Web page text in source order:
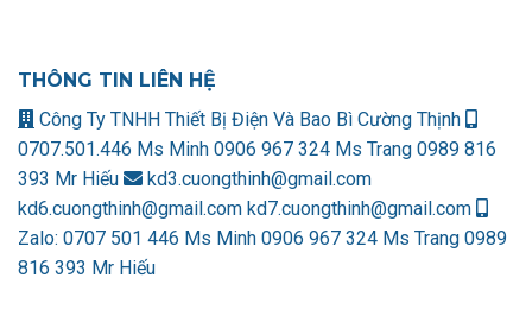
THÔNG TIN LIÊN HỆ
Công Ty TNHH Thiết Bị Điện Và Bao Bì Cường Thịnh
0707.501.446 Ms Minh 0906 967 324 Ms Trang 0989 816
393 Mr Hiếu
kd3.cuongthinh@gmail.com
kd6.cuongthinh@gmail.com kd7.cuongthinh@gmail.com
Zalo: 0707 501 446 Ms Minh 0906 967 324 Ms Trang 0989
816 393 Mr Hiếu